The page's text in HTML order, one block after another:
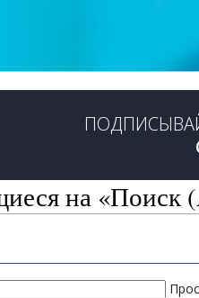
на «Поиск